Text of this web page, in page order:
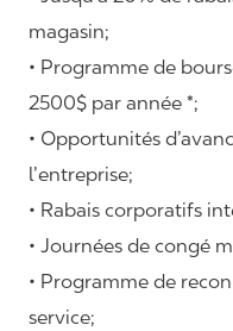
magasin;
• Programme de
2500$ par année *;
• Opportunités
l’entreprise;
• Rabais corporatifs
• Journées de congé
• Programme de
service;